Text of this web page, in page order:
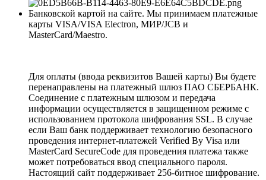
Банковской картой на сайте. Мы принимаем платежные
карты VISA/VISA Electron, МИР/JCB и
MasterCard/Maestro.
Для оплаты (ввода реквизитов Вашей карты) Вы будете
перенаправлены на платежный шлюз ПАО СБЕРБАНК.
Соединение с платежным шлюзом и передача
информации осуществляется в защищенном режиме с
использованием протокола шифрования SSL. В случае
если Ваш банк поддерживает технологию безопасного
проведения интернет-платежей Verified By Visa или
MasterCard SecureCode для проведения платежа также
может потребоваться ввод специального пароля.
Настоящий сайт поддерживает 256-битное шифрование.